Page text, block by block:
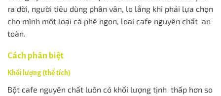
ra đời, người tiêu dùng phân vân, lo lắng khi phải lựa chọn
cho mình một loại cà phê ngon, loại cafe nguyên chất an
toàn.
Cách phân biệt
Khối lượng (thể tích)
Bột cafe nguyên chất luôn có khối lượng tịnh thấp hơn so